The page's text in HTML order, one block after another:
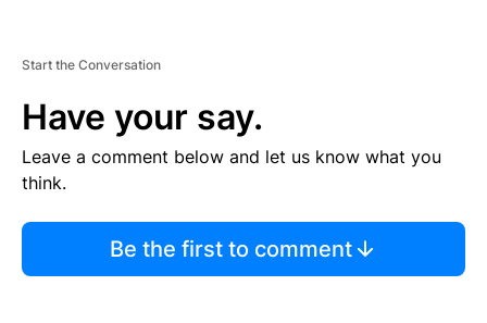
Start the Conversation
Have your say.
Leave a comment below and let us know what you
think.
Be the first to comment